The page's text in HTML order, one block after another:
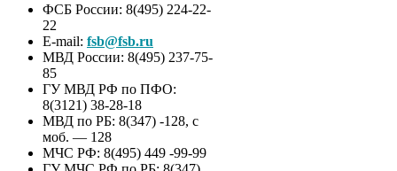
ФСБ России: 8(495) 224-22-
22
E-mail: fsb@fsb.ru
МВД России: 8(495) 237-75-
85
ГУ МВД РФ по ПФО:
8(3121) 38-28-18
МВД по РБ: 8(347) -128, с
моб. — 128
МЧС РФ: 8(495) 449 -99-99